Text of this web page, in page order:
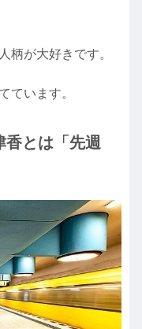
柄が大好きです。
ています。
香とは「先週